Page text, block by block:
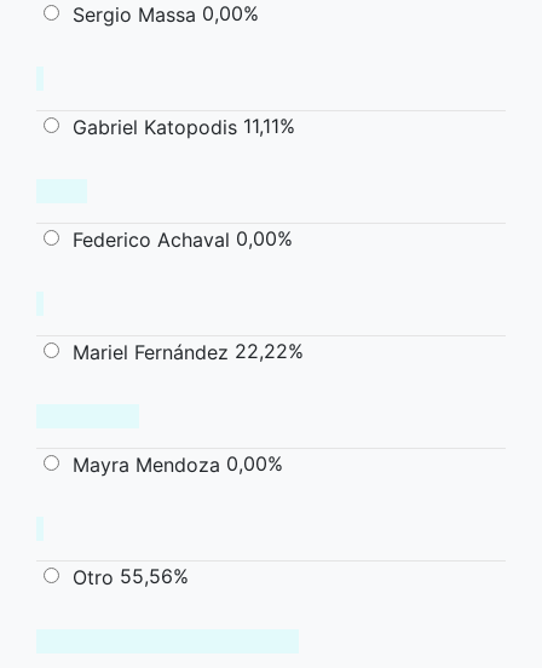
Sergio Massa 0,00%
Gabriel Katopodis 11,11%
Federico Achaval 0,00%
Mariel Fernández 22,22%
Mayra Mendoza 0,00%
Otro 55,56%